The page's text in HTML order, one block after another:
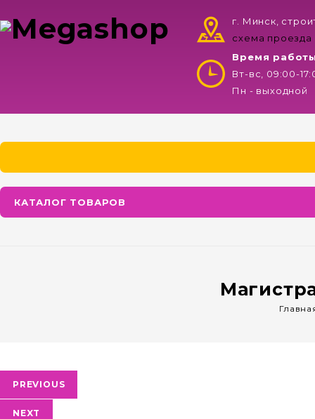
г. Минск,
схема проезда
Время
Вт-вс, 09:00-
Пн - выходной
КАТАЛОГ ТОВАРОВ
PREVIOUS
NEXT